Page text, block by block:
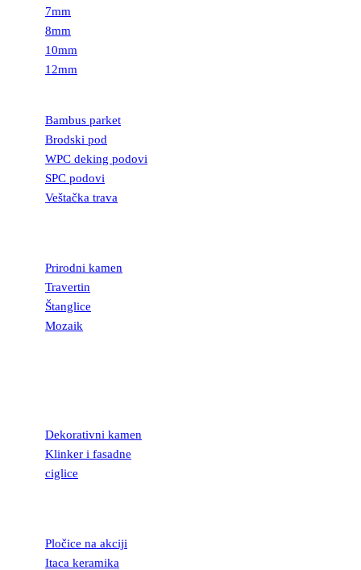
7mm
8mm
10mm
12mm
Bambus parket
Brodski pod
WPC deking podovi
SPC podovi
Veštačka trava
Prirodni kamen
Travertin
Štanglice
Mozaik
Dekorativni kamen
Klinker i fasadne
ciglice
Pločice na akciji
Itaca keramika